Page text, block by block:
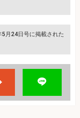
月24日号に掲載された